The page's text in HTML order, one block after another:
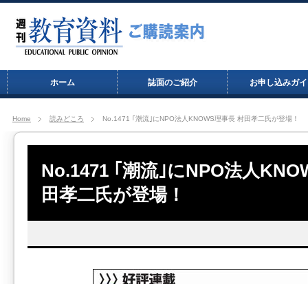
ホーム 誌面のご紹介 お申し込みガ
Home 読みどころ No.1471 ｢潮流｣にNPO法人KNOWS理事長 村田孝二氏が登場！
No.1471 ｢潮流｣にNPO法人
田孝二氏が登場！